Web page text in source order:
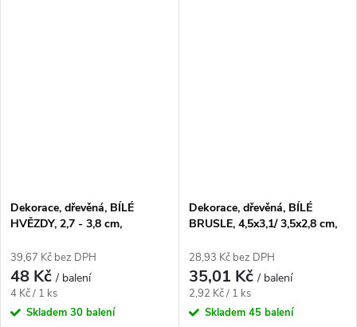
Dekorace, dřevěná, BÍLÉ
HVĚZDY, 2,7 - 3,8 cm,
39,67 Kč bez DPH
48 Kč/ balení
Měrná
cena:
4 Kč / 1 ks
Skladem 30 balení
Dekorace, dřevěná, BÍLÉ
BRUSLE, 4,5x3,1/ 3,5x2,8 cm,
28,93 Kč bez DPH
35,01 Kč/ balení
Měrná
cena:
2,92 Kč / 1 ks
Skladem 45 balení